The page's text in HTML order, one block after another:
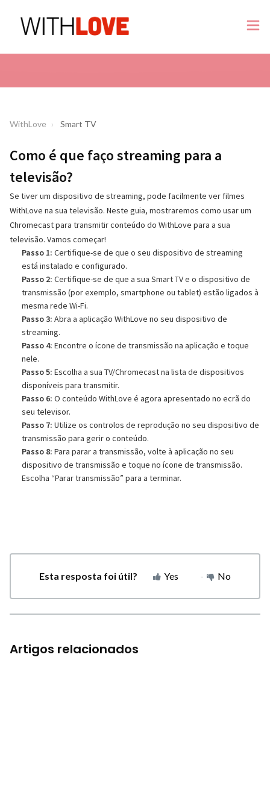
WithLove Smart TV
Como é que faço streaming para a
televisão?
Se tiver um dispositivo de streaming, pode facilmente ver filmes
WithLove na sua televisão. Neste guia, mostraremos como usar um
Chromecast para transmitir conteúdo do WithLove para a sua
televisão. Vamos começar!
Passo 1: Certifique-se de que o seu dispositivo de streaming
está instalado e configurado.
Passo 2: Certifique-se de que a sua Smart TV e o dispositivo de
transmissão (por exemplo, smartphone ou tablet) estão ligados à
mesma rede Wi-Fi.
Passo 3: Abra a aplicação WithLove no seu dispositivo de
streaming.
Passo 4: Encontre o ícone de transmissão na aplicação e toque
nele.
Passo 5: Escolha a sua TV/Chromecast na lista de dispositivos
disponíveis para transmitir.
Passo 6: O conteúdo WithLove é agora apresentado no ecrã do
seu televisor.
Passo 7: Utilize os controlos de reprodução no seu dispositivo de
transmissão para gerir o conteúdo.
Passo 8: Para parar a transmissão, volte à aplicação no seu
dispositivo de transmissão e toque no ícone de transmissão.
Escolha “Parar transmissão” para a terminar.
Esta resposta foi útil? Yes No
Artigos relacionados